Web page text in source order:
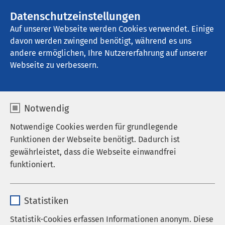
Datenschutzeinstellungen
Auf unserer Webseite werden Cookies verwendet. Einige
davon werden zwingend benötigt, während es uns
andere ermöglichen, Ihre Nutzererfahrung auf unserer
Webseite zu verbessern.
Notwendig
Notwendige Cookies werden für grundlegende
Funktionen der Webseite benötigt. Dadurch ist
gewährleistet, dass die Webseite einwandfrei
funktioniert.
Anbieter sgalinski
Statistiken
Statistik-Cookies erfassen Informationen anonym. Diese
AMEOS Poliklinikum Aschersleben
Praxis für Hämatologie
und Onkologie
Willkommen in der
Onkologie von Panagiotis Tsampas und Dr. med.
Richard Voigtländer
Aschersleben. Wir möchten, dass Sie sich bei uns
wohlfühlen und bieten Ihnen daher eine